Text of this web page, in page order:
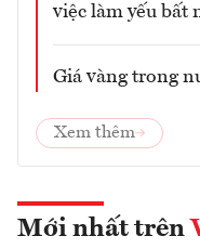
việc làm yếu bất
Giá vàng trong
Xem thêm
Mới nhất trên